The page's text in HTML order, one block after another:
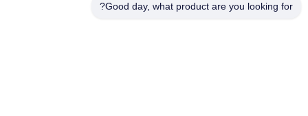
Good day, what product are you looking for?